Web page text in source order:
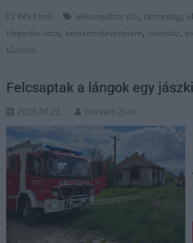
Kék hírek akkumulátor tűz, biztonság,
Hegedűs utca, katasztrófavédelem, lakástűz,
tűzoltók
Felcsaptak a lángok egy
2026.04.22. Horváth Zsolt